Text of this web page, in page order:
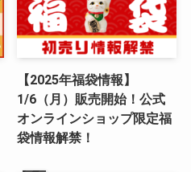
【2025年福袋情報】
1/6（月）販売開始！公式
オンラインショップ限定福
袋情報解禁！